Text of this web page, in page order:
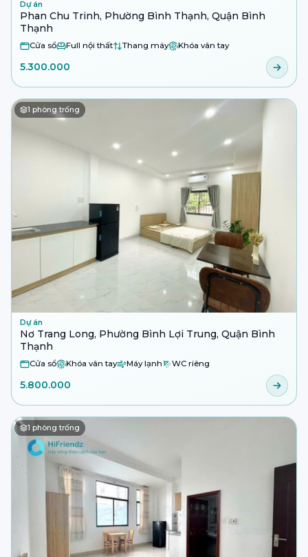
Dự án
Phan Chu Trinh, Phường Bình Thạnh, Quận Bình
Thạnh
Cửa sổ Full nội thất Thang máy Khóa vân tay
5.300.000
1 phòng trống
Dự án
Nơ Trang Long, Phường Bình Lợi Trung, Quận Bình
Thạnh
Cửa sổ Khóa vân tay Máy lạnh WC riêng
5.800.000
1 phòng trống